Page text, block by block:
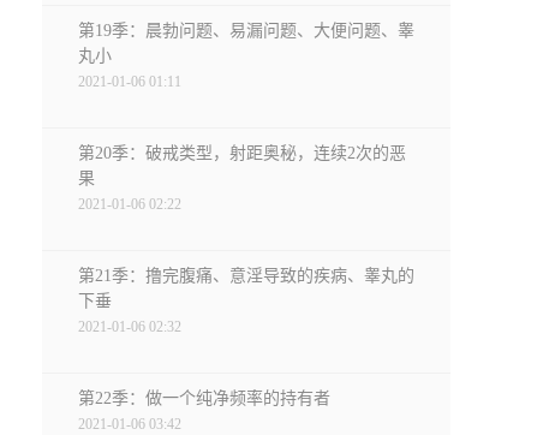
第19季：晨勃问题、易漏问题、大便问题、睾
丸小
2021-01-06 01:11
第20季：破戒类型，射距奥秘，连续2次的恶
果
2021-01-06 02:22
第21季：撸完腹痛、意淫导致的疾病、睾丸的
下垂
2021-01-06 02:32
第22季：做一个纯净频率的持有者
2021-01-06 03:42